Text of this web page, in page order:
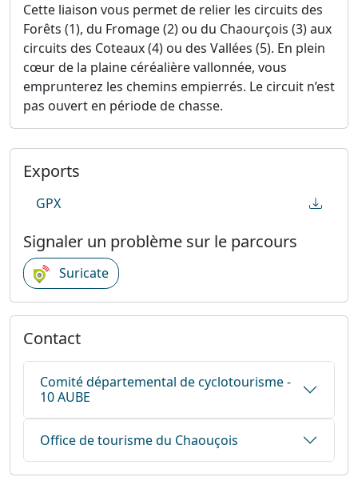
Cette liaison vous permet de relier les circuits des
Forêts (1), du Fromage (2) ou du Chaourçois (3) aux
circuits des Coteaux (4) ou des Vallées (5). En plein
cœur de la plaine céréalière vallonnée, vous
emprunterez les chemins empierrés. Le circuit n’est
pas ouvert en période de chasse.
Exports
GPX
Signaler un problème sur le parcours
Suricate
Contact
Comité départemental de cyclotourisme -
10 AUBE
Office de tourisme du Chaouçois